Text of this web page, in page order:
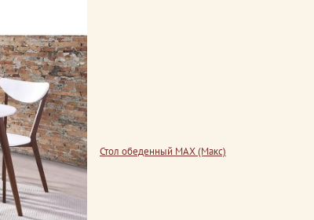
Стол обеденный MAX (Макс)